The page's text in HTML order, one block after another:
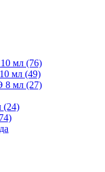
мл (76)
мл (49)
8 мл (27)
(24)